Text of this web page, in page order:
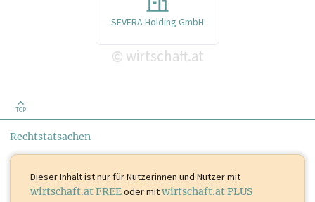
SEVERA Holding GmbH
© wirtschaft.at
TOP
Rechtstatsachen
Dieser Inhalt istnur für Nutzerinnen und Nutzer mit
wirtschaft.at FREEoder mitwirtschaft.at PLUS